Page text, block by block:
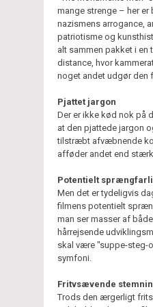
mange strenge – her er
nazismens arrogance,
patriotisme og
alt sammen pakket i en
distance, hvor
noget andet udgør den
Pjattet jargon
Der er ikke kød nok på
at den pjattede jargon
tilstræbt afvæbnende
afføder andet end stærk
Potentielt
Men det er tydeligvis
filmens potentielt
man ser masser af
hårrejsende
skal være "suppe-steg-
symfoni.
Fritvsævende
Trods den ærgerligt